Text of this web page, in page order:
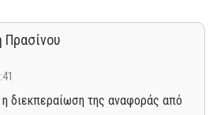
Πρασίνου
διεκπεραίωση της αναφοράς από